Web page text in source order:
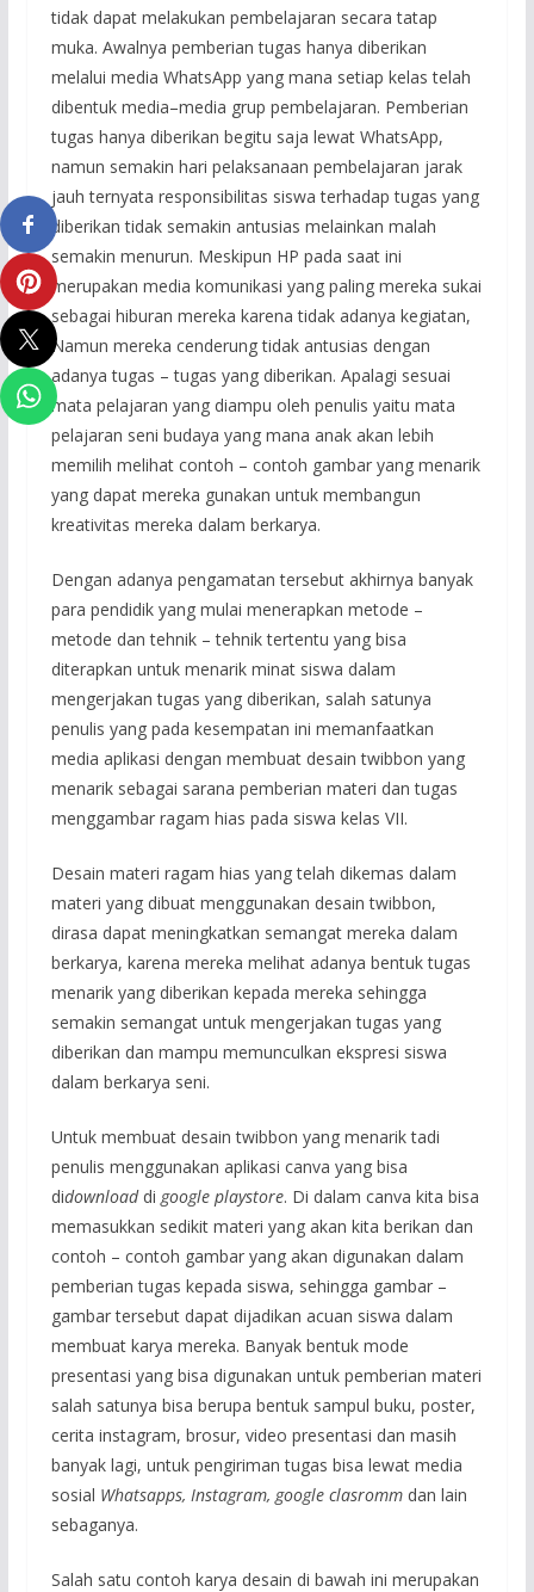
tidak dapat melakukan pembelajaran secara tatap
muka. Awalnya pemberian tugas hanya diberikan
melalui media WhatsApp yang mana setiap kelas telah
dibentuk media–media grup pembelajaran. Pemberian
tugas hanya diberikan begitu saja lewat WhatsApp,
namun semakin hari pelaksanaan pembelajaran jarak
jauh ternyata responsibilitas siswa terhadap tugas yang
diberikan tidak semakin antusias melainkan malah
semakin menurun. Meskipun HP pada saat ini
merupakan media komunikasi yang paling mereka sukai
sebagai hiburan mereka karena tidak adanya kegiatan,
Namun mereka cenderung tidak antusias dengan
adanya tugas – tugas yang diberikan. Apalagi sesuai
mata pelajaran yang diampu oleh penulis yaitu mata
pelajaran seni budaya yang mana anak akan lebih
memilih melihat contoh – contoh gambar yang menarik
yang dapat mereka gunakan untuk membangun
kreativitas mereka dalam berkarya.
Dengan adanya pengamatan tersebut akhirnya banyak
para pendidik yang mulai menerapkan metode –
metode dan tehnik – tehnik tertentu yang bisa
diterapkan untuk menarik minat siswa dalam
mengerjakan tugas yang diberikan, salah satunya
penulis yang pada kesempatan ini memanfaatkan
media aplikasi dengan membuat desain twibbon yang
menarik sebagai sarana pemberian materi dan tugas
menggambar ragam hias pada siswa kelas VII.
Desain materi ragam hias yang telah dikemas dalam
materi yang dibuat menggunakan desain twibbon,
dirasa dapat meningkatkan semangat mereka dalam
berkarya, karena mereka melihat adanya bentuk tugas
menarik yang diberikan kepada mereka sehingga
semakin semangat untuk mengerjakan tugas yang
diberikan dan mampu memunculkan ekspresi siswa
dalam berkarya seni.
Untuk membuat desain twibbon yang menarik tadi
penulis menggunakan aplikasi canva yang bisa
didownloaddi google playstore. Di dalam canva kita bisa
memasukkan sedikit materi yang akan kita berikan dan
contoh – contoh gambar yang akan digunakan dalam
pemberian tugas kepada siswa, sehingga gambar –
gambar tersebut dapat dijadikan acuan siswa dalam
membuat karya mereka. Banyak bentuk mode
presentasi yang bisa digunakan untuk pemberian materi
salah satunya bisa berupa bentuk sampul buku, poster,
cerita instagram, brosur, video presentasi dan masih
banyak lagi, untuk pengiriman tugas bisa lewat media
sosial Whatsapps, Instagram, google clasrommdan lain
sebaganya.
Salah satu contoh karya desain di bawah ini merupakan